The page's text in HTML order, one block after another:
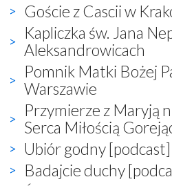
Goście z Cascii w
Kapliczka św. Jana
Aleksandrowicach
Pomnik Matki Bożej
Warszawie
Przymierze z Maryją
Serca Miłością
Ubiór godny [podcast]
Badajcie duchy